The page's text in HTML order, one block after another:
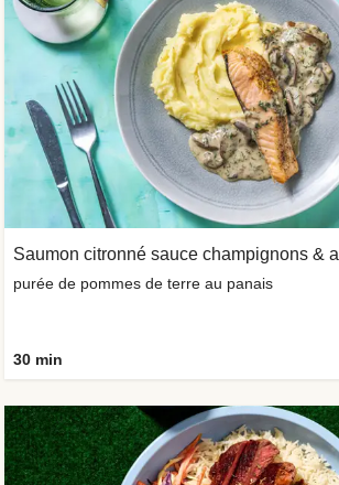
Saumon citronné sauce champignons &
purée de pommes de terre au panais
30 min